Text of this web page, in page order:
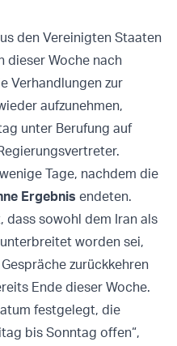
den Vereinigten Staaten
dieser Woche nach
Verhandlungen zur
aufzunehmen,
unter Berufung auf
Tage, nachdem die
Ergebnis endeten.
dass sowohl dem Iran als
worden sei,
zurückkehren
Ende dieser Woche.
festgelegt, die
bis Sonntag offen“,